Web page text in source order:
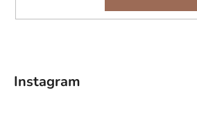
Instagram